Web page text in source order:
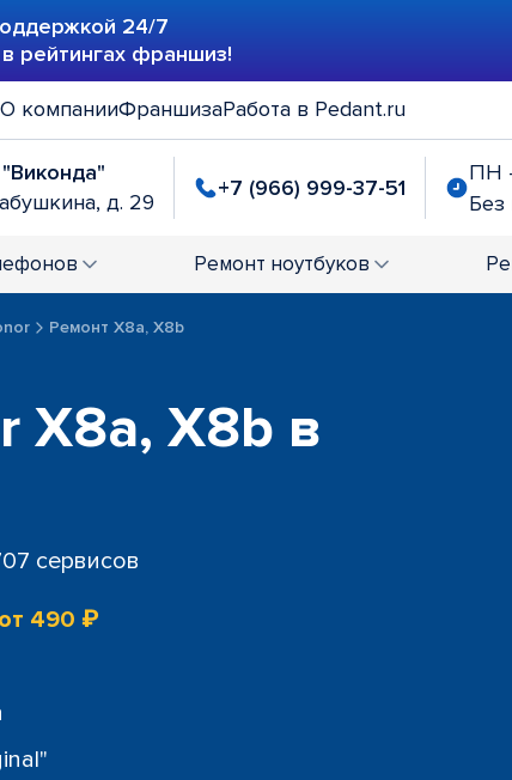
24/7
рейтингах франшиз!
О компанииФраншизаРабота в Pedant.ru
д. 29
+7 (966) 999-37-51
ПН
Без
Ремонт ноутбуков
Ремонт X8a, X8b
X8a, X8b в
сервисов
от 490 ₽